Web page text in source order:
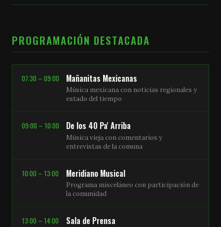
PROGRAMACIÓN DESTACADA
07:30 – 09:00 Mañanitas Mexicanas
Música mexicana con noticias regionales y
estado del tiempo
09:00 – 10:00 De los 40 Pa' Arriba
Música vieja con comentarios y
entrevistas de la comuna
10:00 – 13:00 Meridiano Musical
Programa misceláneo con participación de
la comunidad
13:00 – 14:00 Sala de Prensa